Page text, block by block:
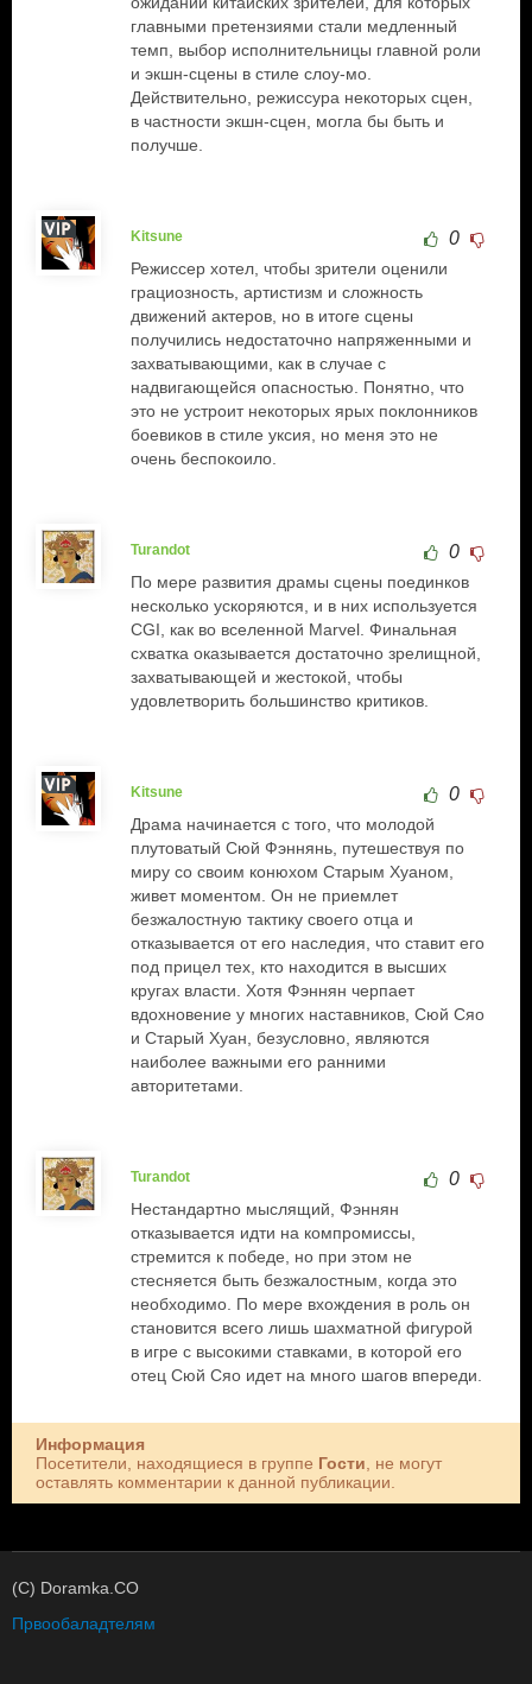
главными претензиями стали медленный
темп, выбор исполнительницы главной роли
и экшн-сцены в стиле слоу-мо.
Действительно, режиссура некоторых сцен,
в частности экшн-сцен, могла бы быть и
получше.
Kitsune 0
Режиссер хотел, чтобы зрители оценили
грациозность, артистизм и сложность
движений актеров, но в итоге сцены
получились недостаточно напряженными и
захватывающими, как в случае с
надвигающейся опасностью. Понятно, что
это не устроит некоторых ярых поклонников
боевиков в стиле уксия, но меня это не
очень беспокоило.
Turandot 0
По мере развития драмы сцены поединков
несколько ускоряются, и в них используется
CGI, как во вселенной Marvel. Финальная
схватка оказывается достаточно зрелищной,
захватывающей и жестокой, чтобы
удовлетворить большинство критиков.
Kitsune 0
Драма начинается с того, что молодой
плутоватый Сюй Фэннянь, путешествуя по
миру со своим конюхом Старым Хуаном,
живет моментом. Он не приемлет
безжалостную тактику своего отца и
отказывается от его наследия, что ставит его
под прицел тех, кто находится в высших
кругах власти. Хотя Фэннян черпает
вдохновение у многих наставников, Сюй Сяо
и Старый Хуан, безусловно, являются
наиболее важными его ранними
авторитетами.
Turandot 0
Нестандартно мыслящий, Фэннян
отказывается идти на компромиссы,
стремится к победе, но при этом не
стесняется быть безжалостным, когда это
необходимо. По мере вхождения в роль он
становится всего лишь шахматной фигурой
в игре с высокими ставками, в которой его
отец Сюй Сяо идет на много шагов впереди.
Информация
Посетители, находящиеся в группе Гости, не могут
оставлять комментарии к данной публикации.
(C) Doramka.CO
Првообаладтелям